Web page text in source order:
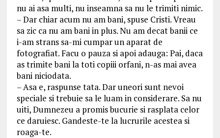
nu ai asa multi, nu inseamna sa nu le trimiti nimic.
– Dar chiar acum nu am bani, spuse Cristi. Vreau
sa zic ca nu am bani in plus. Nu am decat banii ce
i-am strans sa-mi cumpar un aparat de
fotografiat. Facu o pauza si apoi adauga: Pai, daca
as trimite bani la toti copiii orfani, n-as mai avea
bani niciodata.
– Asa e, raspunse tata. Dar uneori sunt nevoi
speciale si trebuie sa le luam in considerare. Sa nu
uiti, Dumnezeu a promis bucurie si rasplata celor
ce daruiesc. Gandeste-te la lucrurile acestea si
roaga-te.